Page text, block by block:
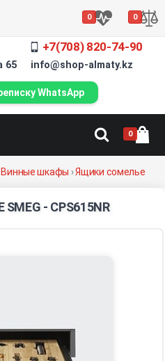
0 0
+7(708) 820-74-90
65 info@shop-almaty.kz
WhatsApp
0
Винные шкафы ›Ящики сомелье
- CPS615NR